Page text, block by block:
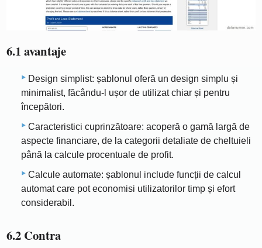
6.1 avantaje
Design simplist: șablonul oferă un design simplu și
minimalist, făcându-l ușor de utilizat chiar și pentru
începători.
Caracteristici cuprinzătoare: acoperă o gamă largă de
aspecte financiare, de la categorii detaliate de cheltuieli
până la calcule procentuale de profit.
Calcule automate: șablonul include funcții de calcul
automat care pot economisi utilizatorilor timp și efort
considerabil.
6.2 Contra